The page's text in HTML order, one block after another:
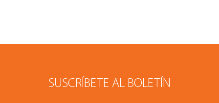
SUSCRÍBETE AL BOLETÍN